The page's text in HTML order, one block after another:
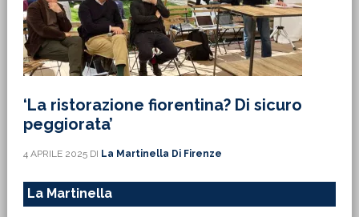
‘La ristorazione fiorentina? Di sicuro
peggiorata’
4 APRILE 2025DI La Martinella Di Firenze
La Martinella